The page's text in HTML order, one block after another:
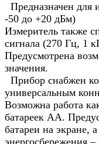
Предназначен для
-50 до +20 дБм)
Измеритель также
сигнала (270 Гц, 1
Предусмотрена
значения.
Прибор снабжен
универсальным
Возможна работа
батареек АА.
батареи на экране,